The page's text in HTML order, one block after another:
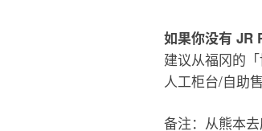
如果你没有 JR
建议从福冈的
人工柜台/自助
备注：从熊本